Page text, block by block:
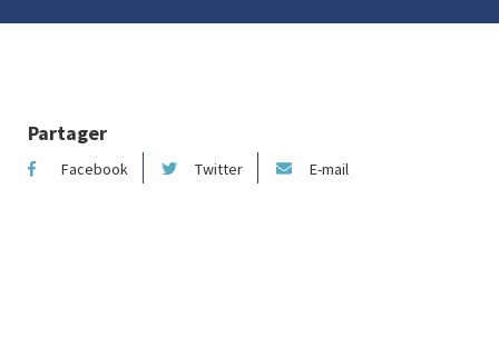
Partager
Facebook Twitter E-mail